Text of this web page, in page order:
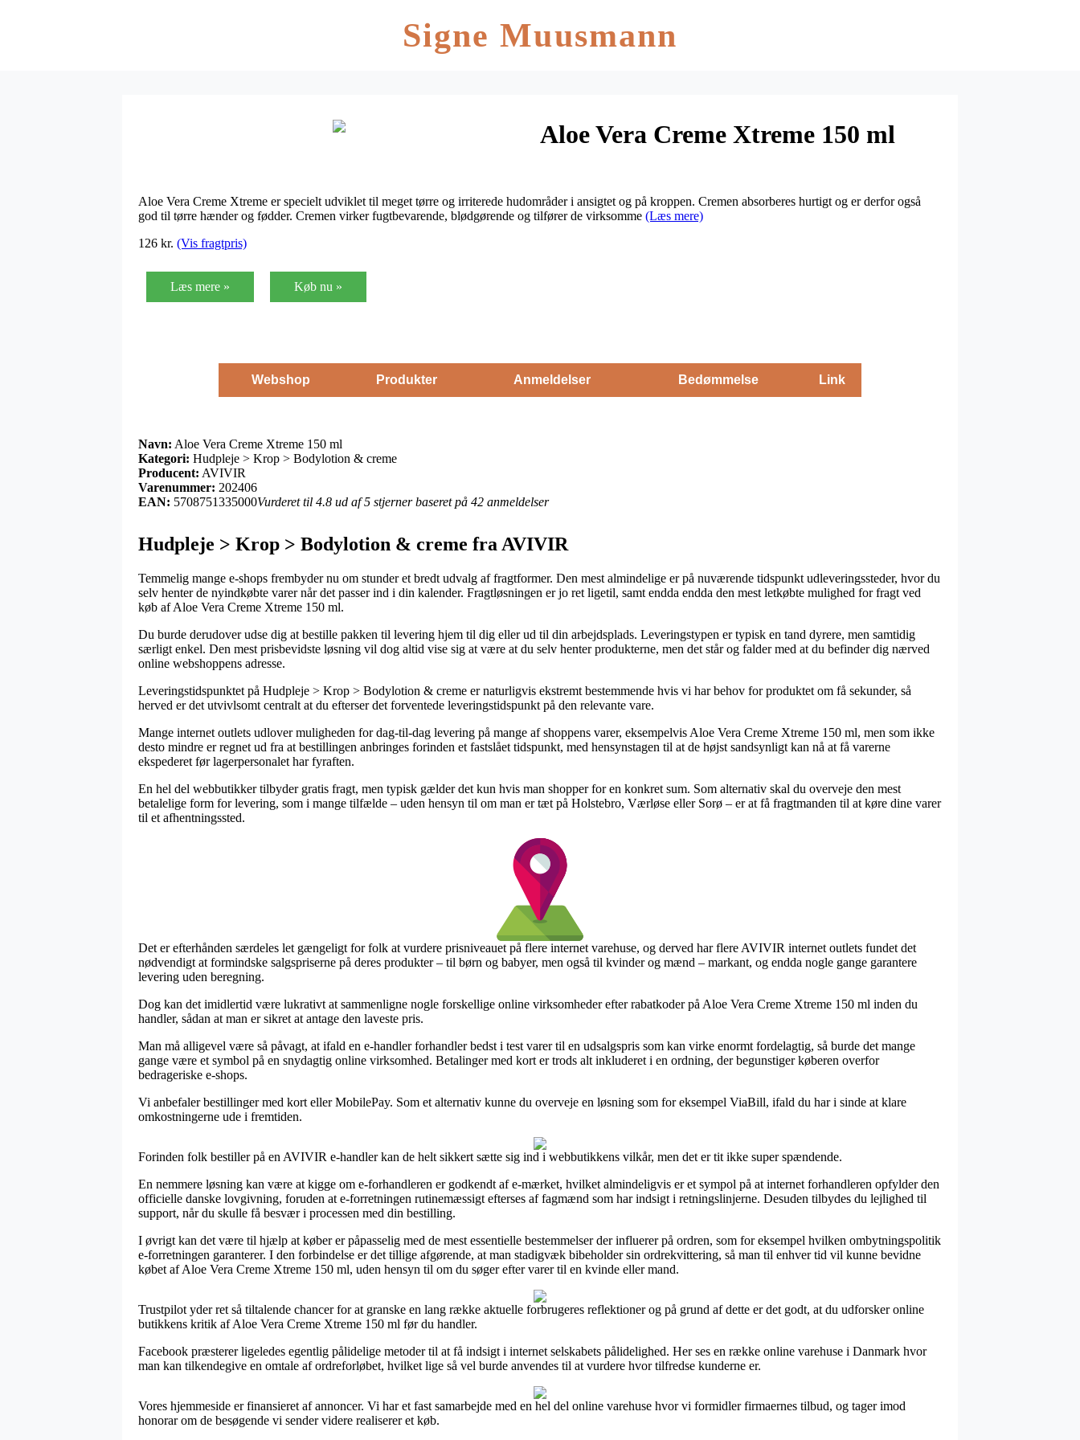
Signe Muusmann
Aloe Vera Creme Xtreme 150 ml
Aloe Vera Creme Xtreme er specielt udviklet til meget tørre og irriterede hudområder i ansigtet og på kroppen. Cremen absorberes hurtigt og er derfor også
god til tørre hænder og fødder. Cremen virker fugtbevarende, blødgørende og tilfører de virksomme (Læs mere)
126 kr. (Vis fragtpris)
Læs mere » Køb nu »
Webshop Produkter Anmeldelser Bedømmelse Link
Navn: Aloe Vera Creme Xtreme 150 ml
Kategori: Hudpleje > Krop > Bodylotion & creme
Producent: AVIVIR
Varenummer: 202406
EAN: 5708751335000Vurderet til 4.8 ud af 5 stjerner baseret på 42 anmeldelser
Hudpleje > Krop > Bodylotion & creme fra AVIVIR
Temmelig mange e-shops frembyder nu om stunder et bredt udvalg af fragtformer. Den mest almindelige er på nuværende tidspunkt udleveringssteder, hvor du
selv henter de nyindkøbte varer når det passer ind i din kalender. Fragtløsningen er jo ret ligetil, samt endda endda den mest letkøbte mulighed for fragt ved
køb af Aloe Vera Creme Xtreme 150 ml.
Du burde derudover udse dig at bestille pakken til levering hjem til dig eller ud til din arbejdsplads. Leveringstypen er typisk en tand dyrere, men samtidig
særligt enkel. Den mest prisbevidste løsning vil dog altid vise sig at være at du selv henter produkterne, men det står og falder med at du befinder dig nærved
online webshoppens adresse.
Leveringstidspunktet på Hudpleje > Krop > Bodylotion & creme er naturligvis ekstremt bestemmende hvis vi har behov for produktet om få sekunder, så
herved er det utvivlsomt centralt at du efterser det forventede leveringstidspunkt på den relevante vare.
Mange internet outlets udlover muligheden for dag-til-dag levering på mange af shoppens varer, eksempelvis Aloe Vera Creme Xtreme 150 ml, men som ikke
desto mindre er regnet ud fra at bestillingen anbringes forinden et fastslået tidspunkt, med hensynstagen til at de højst sandsynligt kan nå at få varerne
ekspederet før lagerpersonalet har fyraften.
En hel del webbutikker tilbyder gratis fragt, men typisk gælder det kun hvis man shopper for en konkret sum. Som alternativ skal du overveje den mest
betalelige form for levering, som i mange tilfælde – uden hensyn til om man er tæt på Holstebro, Værløse eller Sorø – er at få fragtmanden til at køre dine varer
til et afhentningssted.
Det er efterhånden særdeles let gængeligt for folk at vurdere prisniveauet på flere internet varehuse, og derved har flere AVIVIR internet outlets fundet det
nødvendigt at formindske salgspriserne på deres produkter – til børn og babyer, men også til kvinder og mænd – markant, og endda nogle gange garantere
levering uden beregning.
Dog kan det imidlertid være lukrativt at sammenligne nogle forskellige online virksomheder efter rabatkoder på Aloe Vera Creme Xtreme 150 ml inden du
handler, sådan at man er sikret at antage den laveste pris.
Man må alligevel være så påvagt, at ifald en e-handler forhandler bedst i test varer til en udsalgspris som kan virke enormt fordelagtig, så burde det mange
gange være et symbol på en snydagtig online virksomhed. Betalinger med kort er trods alt inkluderet i en ordning, der begunstiger køberen overfor
bedrageriske e-shops.
Vi anbefaler bestillinger med kort eller MobilePay. Som et alternativ kunne du overveje en løsning som for eksempel ViaBill, ifald du har i sinde at klare
omkostningerne ude i fremtiden.
Forinden folk bestiller på en AVIVIR e-handler kan de helt sikkert sætte sig ind i webbutikkens vilkår, men det er tit ikke super spændende.
En nemmere løsning kan være at kigge om e-forhandleren er godkendt af e-mærket, hvilket almindeligvis er et sympol på at internet forhandleren opfylder den
officielle danske lovgivning, foruden at e-forretningen rutinemæssigt efterses af fagmænd som har indsigt i retningslinjerne. Desuden tilbydes du lejlighed til
support, når du skulle få besvær i processen med din bestilling.
I øvrigt kan det være til hjælp at køber er påpasselig med de mest essentielle bestemmelser der influerer på ordren, som for eksempel hvilken ombytningspolitik
e-forretningen garanterer. I den forbindelse er det tillige afgørende, at man stadigvæk bibeholder sin ordrekvittering, så man til enhver tid vil kunne bevidne
købet af Aloe Vera Creme Xtreme 150 ml, uden hensyn til om du søger efter varer til en kvinde eller mand.
Trustpilot yder ret så tiltalende chancer for at granske en lang række aktuelle forbrugeres reflektioner og på grund af dette er det godt, at du udforsker online
butikkens kritik af Aloe Vera Creme Xtreme 150 ml før du handler.
Facebook præsterer ligeledes egentlig pålidelige metoder til at få indsigt i internet selskabets pålidelighed. Her ses en række online varehuse i Danmark hvor
man kan tilkendegive en omtale af ordreforløbet, hvilket lige så vel burde anvendes til at vurdere hvor tilfredse kunderne er.
Vores hjemmeside er finansieret af annoncer. Vi har et fast samarbejde med en hel del online varehuse hvor vi formidler firmaernes tilbud, og tager imod
honorar om de besøgende vi sender videre realiserer et køb.